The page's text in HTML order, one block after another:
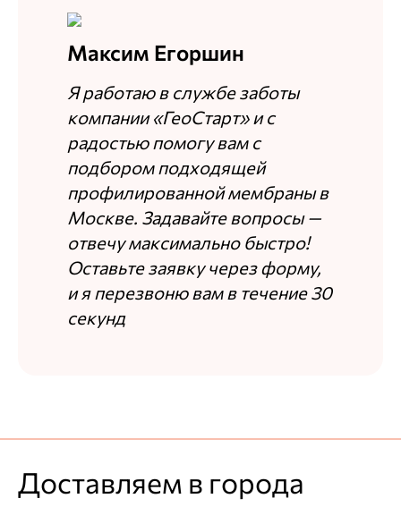
Максим Егоршин
Я работаю в службе заботы
компании «ГеоСтарт» и с
радостью помогу вам с
подбором подходящей
профилированной мембраны в
Москве. Задавайте вопросы —
отвечу максимально быстро!
Оставьте заявку через форму,
и я перезвоню вам в течение 30
секунд
Доставляем в города